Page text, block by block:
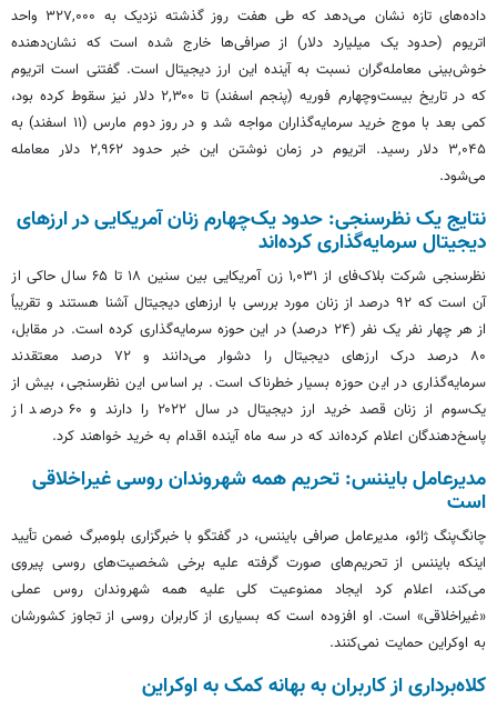
داده‌های تازه نشان می‌دهد که طی هفت روز گذشته نزدیک به ۳۲۷,۰۰۰ واحد
اتریوم (حدود یک میلیارد دلار) از صرافی‌ها خارج شده است که نشان‌دهنده
خوش‌بینی معامله‌گران نسبت به آینده این ارز دیجیتال است. گفتنی است اتریوم
که در تاریخ بیست‌وچهارم فوریه (پنجم اسفند) تا ۲,۳۰۰ دلار نیز سقوط کرده بود،
کمی بعد با موج خرید سرمایه‌گذاران مواجه شد و در روز دوم مارس (۱۱ اسفند) به
۳,۰۴۵ دلار رسید. اتریوم در زمان نوشتن این خبر حدود ۲,۹۶۲ دلار معامله
می‌شود.
نتایج یک نظرسنجی: حدود یک‌چهارم زنان آمریکایی در ارزهای
دیجیتال سرمایه‌گذاری کرده‌اند
نظرسنجی شرکت بلاک‌فای از ۱,۰۳۱ زن آمریکایی بین سنین ۱۸ تا ۶۵ سال حاکی از
آن است که ۹۲ درصد از زنان مورد بررسی با ارزهای دیجیتال آشنا هستند و تقریباً
از هر چهار نفر یک نفر (۲۴ درصد) در این حوزه سرمایه‌گذاری کرده است. در مقابل،
۸۰ درصد درک ارزهای دیجیتال را دشوار می‌دانند و ۷۲ درصد معتقدند
سرمایه‌گذاری در این حوزه بسیار خطرناک است. بر اساس این نظرسنجی، بیش از
یک‌سوم از زنان قصد خرید ارز دیجیتال در سال ۲۰۲۲ را دارند و ۶۰ درصد از
پاسخ‌دهندگان اعلام کرده‌اند که در سه ماه آینده اقدام به خرید خواهند کرد.
مدیرعامل بایننس: تحریم همه شهروندان روسی غیراخلاقی
است
چانگ‌پنگ ژائو، مدیرعامل صرافی بایننس، در گفتگو با خبرگزاری بلومبرگ ضمن تأیید
اینکه بایننس از تحریم‌های صورت گرفته علیه برخی شخصیت‌های روسی پیروی
می‌کند، اعلام کرد ایجاد ممنوعیت کلی علیه همه شهروندان روس عملی
«غیراخلاقی» است. او افزوده است که بسیاری از کاربران روسی از تجاوز کشورشان
به اوکراین حمایت نمی‌کنند.
کلاه‌برداری از کاربران به بهانه کمک به اوکراین